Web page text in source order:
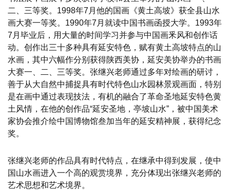
二、三等奖。1998年7月他的国画《黄土高坡》获全县山水
画大赛一等奖。1990年7月就读中国书画函授大学。1993年
7月毕业后，用大量的时间学习并参与中国画釆风和创作话
动。创作出三十多种具有延安特色，赋有黄土高坡特点的山
水画，其中六幅作分别获得陕西美协，延安美协举办的书画
大赛一、二、三等奖。张继兴老师通过多年对绘画的研讨，
善于从大自然中捕捉具有时代特色山水园林景观画面，特别
是在画中通过表现技法，有机的融合了革命圣地延安特色黄
土风情，在他的创作品“延安圣地，亭坡山水”，被中国美术
家协会推介绘中国博物馆叁加当年的延安精神展，获得纪念
奖。
张继兴老师的作品具有时代特点，在继承中得到发展，使中
国山水画进入一个高的观赏境界，充分体现出张继兴老师的
艺术思想和艺术境界。